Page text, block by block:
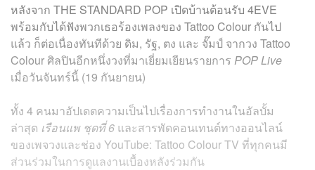
หลังจาก THE STANDARD POP เปิดบ้านต้อนรับ 4EVE
พร้อมกับได้ฟังพวกเธอร้องเพลงของ Tattoo Colour กันไป
แล้ว ก็ต่อเนื่องทันทีด้วย ดิม, รัฐ, ตง และ จั๊มป์ จากวง Tattoo
Colour ศิลปินอีกหนึ่งวงที่มาเยี่ยมเยียนรายการ POP Live
เมื่อวันจันทร์นี้ (19 กันยายน)
ทั้ง 4 คนมาอัปเดตความเป็นไปเรื่องการทำงานในอัลบั้ม
ล่าสุด เรือนแพ ชุดที่ 6 และสารพัดคอนเทนต์ทางออนไลน์
ของเพจวงและช่อง YouTube: Tattoo Colour TV ที่ทุกคนมี
ส่วนร่วมในการดูแลงานเบื้องหลังร่วมกัน